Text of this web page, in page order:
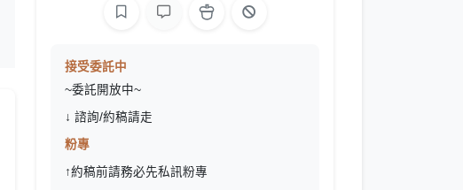
接受委託中
~委託開放中~
↓ 諮詢/約稿請走
粉專
↑約稿前請務必先私訊粉專